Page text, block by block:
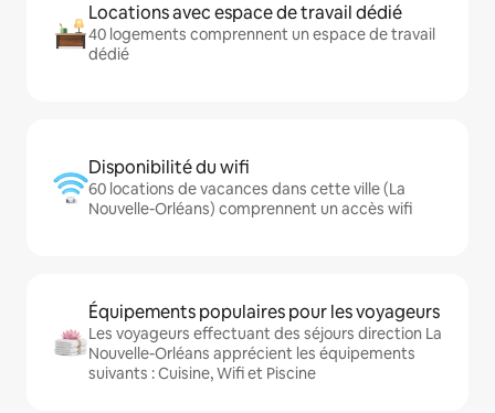
Locations avec espace de travail dédié
40 logements comprennent un espace de travail
dédié
Disponibilité du wifi
60 locations de vacances dans cette ville (La
Nouvelle-Orléans) comprennent un accès wifi
Équipements populaires pour les voyageurs
Les voyageurs effectuant des séjours direction La
Nouvelle-Orléans apprécient les équipements
suivants : Cuisine, Wifi et Piscine